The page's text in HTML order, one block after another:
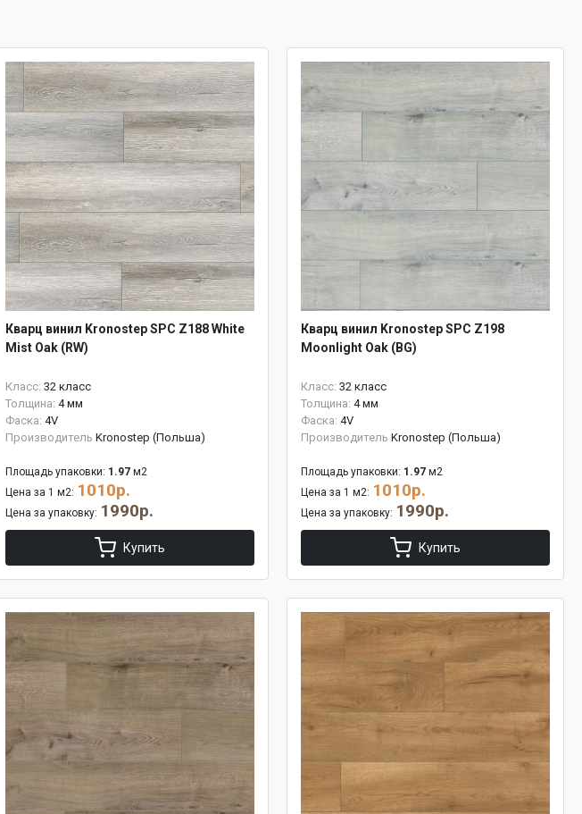
Кварц винил Kronostep SPC Z188 White
Mist Oak (RW)
Класс: 32 класс
Толщина: 4 мм
Фаска: 4V
Производитель Kronostep (Польша)
Площадь упаковки: 1.97 м2
Цена за 1 м2: 1010р.
Цена за упаковку: 1990р.
Купить
Кварц винил Kronostep SPC Z198
Moonlight Oak (BG)
Класс: 32 класс
Толщина: 4 мм
Фаска: 4V
Производитель Kronostep (Польша)
Площадь упаковки: 1.97 м2
Цена за 1 м2: 1010р.
Цена за упаковку: 1990р.
Купить